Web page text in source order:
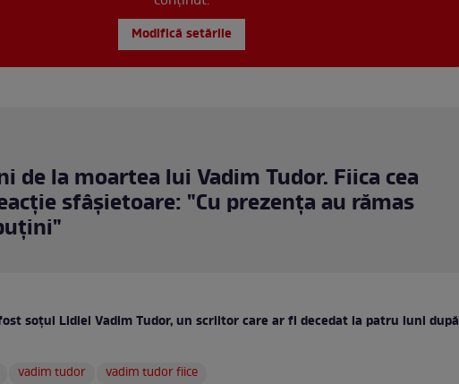
Modifică setările
de la moartea lui Vadim Tudor. Fiica cea
sfâşietoare: "Cu prezența au rămas
soțul Lidiei Vadim Tudor, un scriitor care ar fi decedat la patru luni după
vadim tudor vadim tudor fiice